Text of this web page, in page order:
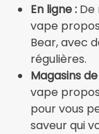
En ligne : De
vape
Bear, avec
régulières.
Magasins
vape
pour vous
saveur qui